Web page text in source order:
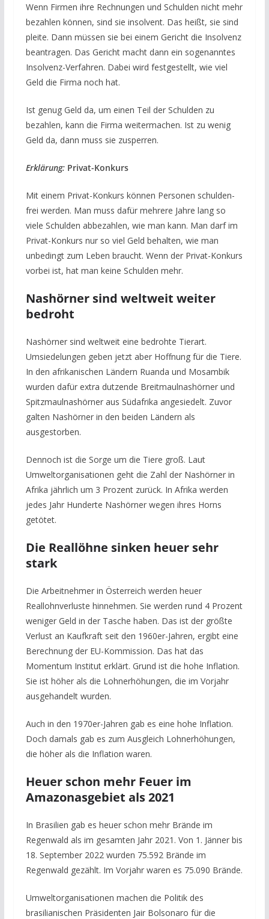
Wenn Firmen ihre Rechnungen und Schulden nicht mehr
bezahlen können, sind sie insolvent. Das heißt, sie sind
pleite. Dann müssen sie bei einem Gericht die Insolvenz
beantragen. Das Gericht macht dann ein sogenanntes
Insolvenz-Verfahren. Dabei wird festgestellt, wie viel
Geld die Firma noch hat.
Ist genug Geld da, um einen Teil der Schulden zu
bezahlen, kann die Firma weitermachen. Ist zu wenig
Geld da, dann muss sie zusperren.
Erklärung:Privat-Konkurs
Mit einem Privat-Konkurs können Personen schulden-
frei werden. Man muss dafür mehrere Jahre lang so
viele Schulden abbezahlen, wie man kann. Man darf im
Privat-Konkurs nur so viel Geld behalten, wie man
unbedingt zum Leben braucht. Wenn der Privat-Konkurs
vorbei ist, hat man keine Schulden mehr.
Nashörner sind weltweit weiter
bedroht
Nashörner sind weltweit eine bedrohte Tierart.
Umsiedelungen geben jetzt aber Hoffnung für die Tiere.
In den afrikanischen Ländern Ruanda und Mosambik
wurden dafür extra dutzende Breitmaulnashörner und
Spitzmaulnashörner aus Südafrika angesiedelt. Zuvor
galten Nashörner in den beiden Ländern als
ausgestorben.
Dennoch ist die Sorge um die Tiere groß. Laut
Umweltorganisationen geht die Zahl der Nashörner in
Afrika jährlich um 3 Prozent zurück. In Afrika werden
jedes Jahr Hunderte Nashörner wegen ihres Horns
getötet.
Die Reallöhne sinken heuer sehr
stark
Die Arbeitnehmer in Österreich werden heuer
Reallohnverluste hinnehmen. Sie werden rund 4 Prozent
weniger Geld in der Tasche haben. Das ist der größte
Verlust an Kaufkraft seit den 1960er-Jahren, ergibt eine
Berechnung der EU-Kommission. Das hat das
Momentum Institut erklärt. Grund ist die hohe Inflation.
Sie ist höher als die Lohnerhöhungen, die im Vorjahr
ausgehandelt wurden.
Auch in den 1970er-Jahren gab es eine hohe Inflation.
Doch damals gab es zum Ausgleich Lohnerhöhungen,
die höher als die Inflation waren.
Heuer schon mehr Feuer im
Amazonasgebiet als 2021
In Brasilien gab es heuer schon mehr Brände im
Regenwald als im gesamten Jahr 2021. Von 1. Jänner bis
18. September 2022 wurden 75.592 Brände im
Regenwald gezählt. Im Vorjahr waren es 75.090 Brände.
Umweltorganisationen machen die Politik des
brasilianischen Präsidenten Jair Bolsonaro für die